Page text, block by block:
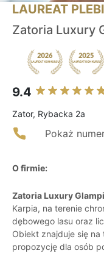
LAUREAT
Zatoria Luxury
9.4
Zator, Rybacka 2a
Pokaż
O firmie:
Zatoria Luxury
Karpia, na terenie
dębowego lasu oraz
Obiekt znajduje się
propozycję dla osób